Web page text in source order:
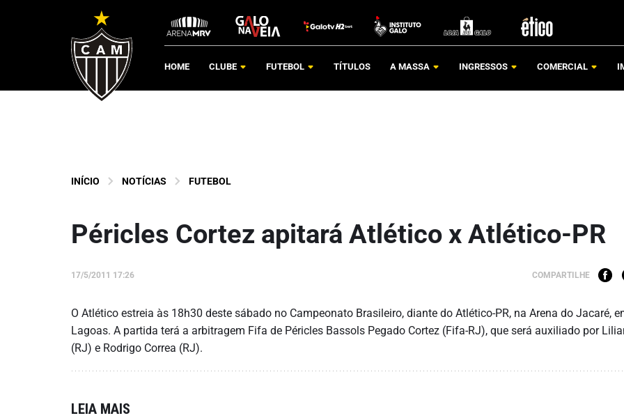
HOME CLUBE FUTEBOL TÍTULOS A MASSA INGRESSOS COMERCIAL
INÍCIO NOTÍCIAS FUTEBOL
Péricles Cortez apitará Atlético x Atlético-PR
17/5/2011 17:26 COMPARTILHE
O Atlético estreia às 18h30 deste sábado no Campeonato Brasileiro, diante do Atlético-PR, na Arena do Jacaré,
Lagoas. A partida terá a arbitragem Fifa de Péricles Bassols Pegado Cortez (Fifa-RJ), que será auxiliado por
(RJ) e Rodrigo Correa (RJ).
LEIA MAIS